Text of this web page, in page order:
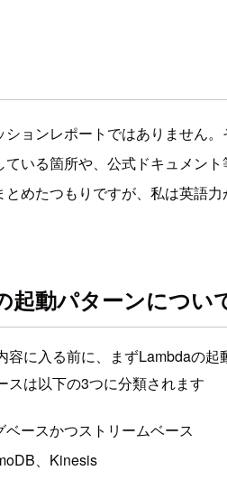
ションレポートではありません
ている箇所や、公式ドキュメン
とめたつもりですが、私は英語
起動パターンについ
容に入る前に、まずLambdaの起
スは以下の3つに分類されます
ベースかつストリームベース
、Kinesis